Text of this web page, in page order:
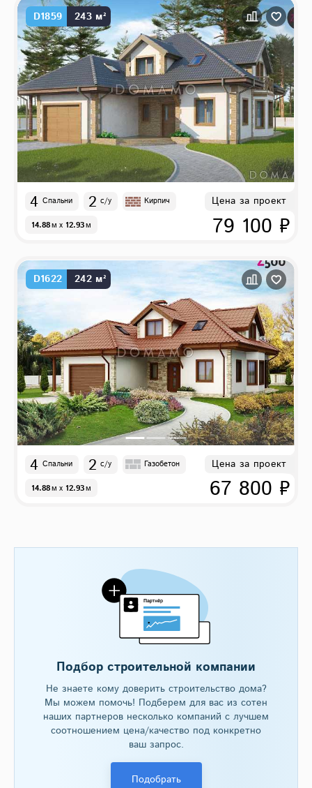
D1859 243 м²
4 Спальни 2 с/у Кирпич
14.88м x 12.93м
Цена за проект
79 100 ₽
D1622 242 м²
4 Спальни 2 с/у Газобетон
14.88м x 12.93м
Цена за проект
67 800 ₽
Подбор строительной компании
Не знаете кому доверить строительство дома?
Мы можем помочь! Подберем для вас из сотен
наших партнеров несколько компаний с лучшем
соотношением цена/качество под конкретно
ваш запрос.
Подобрать